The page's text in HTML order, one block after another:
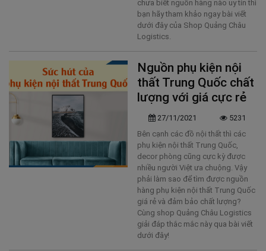
chưa biết nguồn hàng nào uy tín thì
bạn hãy tham khảo ngay bài viết
dưới đây của Shop Quảng Châu
Logistics.
Nguồn phụ kiện nội
thất Trung Quốc chất
lượng với giá cực rẻ
27/11/2021
5231
Bên cạnh các đồ nội thất thì các
phụ kiện nội thất Trung Quốc,
decor phòng cũng cực kỳ được
nhiều người Việt ưa chuộng. Vậy
phải làm sao để tìm được nguồn
hàng phụ kiện nội thất Trung Quốc
giá rẻ và đảm bảo chất lượng?
Cùng shop Quảng Châu Logistics
giải đáp thắc mắc này qua bài viết
dưới đây!